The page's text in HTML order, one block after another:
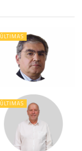
ÚLTIMAS
ÚLTIMAS